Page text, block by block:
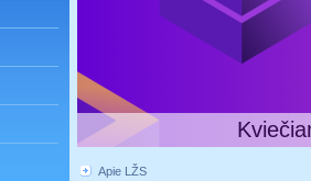
Apie LŽS